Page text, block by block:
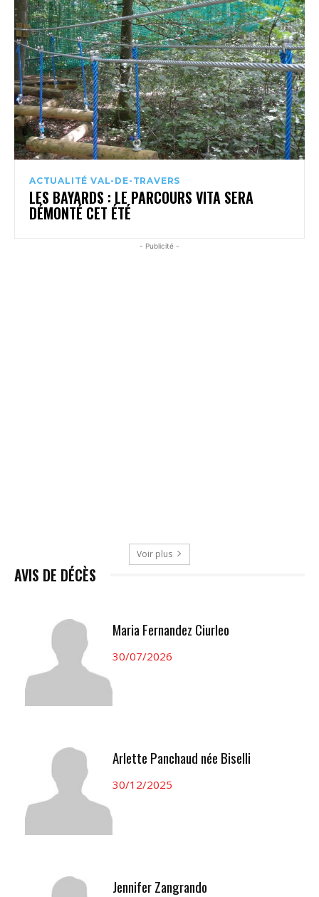
ACTUALITÉ VAL-DE-TRAVERS
LES BAYARDS : LE PARCOURS VITA SERA
DÉMONTÉ CET ÉTÉ
- Publicité -
Voir plus
AVIS DE DÉCÈS
Maria Fernandez Ciurleo
30/07/2026
Arlette Panchaud née Biselli
30/12/2025
Jennifer Zangrando